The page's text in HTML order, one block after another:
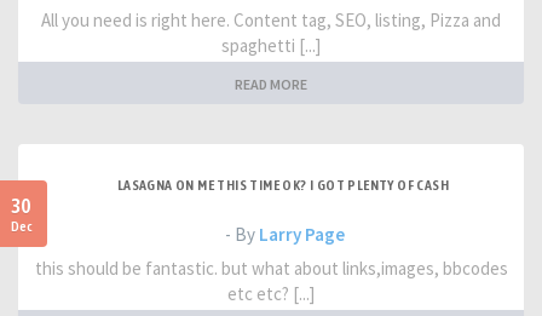
All you need is right here. Content tag, SEO, listing, Pizza and
spaghetti [...]
READ MORE
30
Dec
LASAGNA ON ME THIS TIME OK? I GOT PLENTY OF CASH
- By Larry Page
this should be fantastic. but what about links,images, bbcodes
etc etc? [...]